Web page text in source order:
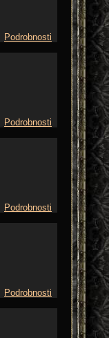
Podrobnosti
Podrobnosti
Podrobnosti
Podrobnosti